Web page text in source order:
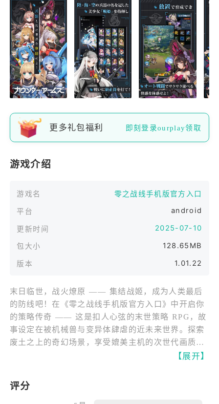
更多礼包福利 即刻登录ourplay领取
游戏介绍
游戏名
零之战线手机版官方入口
平台
android
更新时间 2025-07-10
包大小 128.65MB
版本 1.01.22
末日临世，战火燎原 —— 集结战姬，成为人类最后
的防线吧！在《零之战线手机版官方入口》中开启你
的策略传奇 —— 这是扣人心弦的末世策略 RPG，故
事设定在被机械兽与变异体肆虐的近未来世界。探索
废土之上的奇幻场景，享受媲美主机的次世代画质，
体验创新易上手的策略战斗系统，一场接一场的紧张
器，探索危机四伏的都市废墟与地下实验室，击败敌
对势力的机甲部队，建立幸存者基地，参与激烈的
【展开】
评分